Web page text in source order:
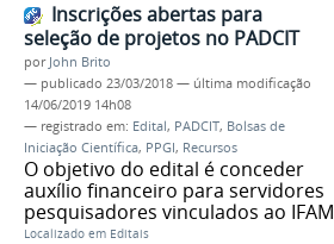
Inscrições abertas para
seleção de projetos no PADCIT
por John Brito
— publicado 23/03/2018 — última modificação
14/06/2019 14h08
— registrado em: Edital, PADCIT, Bolsas de
Iniciação Científica, PPGI, Recursos
O objetivo do edital é conceder
auxílio financeiro para servidores
pesquisadores vinculados ao IFAM
Localizado em Editais